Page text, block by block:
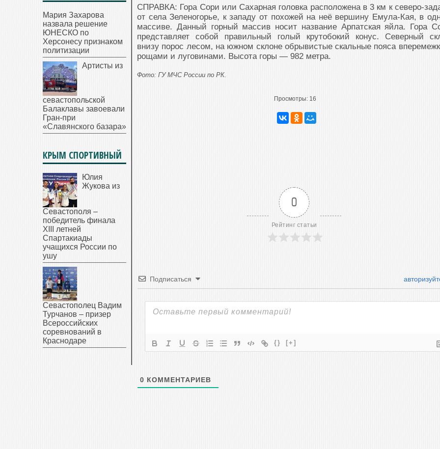
СПРАВКА: Гора Сори или Сахарная головка расположена в 3 км к северо-
от села Зеленогорье, к западу от похожей на неё вершину Емула-Кая, в
массиве. Данный горный массив носит название Арпатская яйла. Гора
представляет собой правильный голый крутобокий конус. Северный
внизу порос лесом, на южном склоне обрывистые скальные пояса
рощами и луговинами. Высота горы — 982 метра.
Фото: ГУ МЧС России по РК.
Просмотры: 16
0
Рейтинг статьи
Подписаться
{} [+]
0 КОММЕНТАРИЕВ
Мария Захарова
назвала решение
ЮНЕСКО по
Херсонесу признаком
политизации
Артисты из
севастопольской
Балаклавы завоевали
Гран-при
«Славянского базара»
КРЫМ СПОРТИВНЫЙ
Юлия
Жукова из
Севастополя –
победитель финала
XIII летней
Спартакиады
учащихся России по
ушу
Севастополец Вадим
Турчанов – призер
Всероссийских
соревнований в
Краснодаре